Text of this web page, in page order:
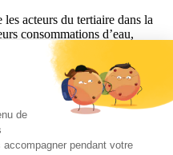
acteurs du tertiaire dans la
consommations d’eau,
permettent de transformer
concrets de performance, de